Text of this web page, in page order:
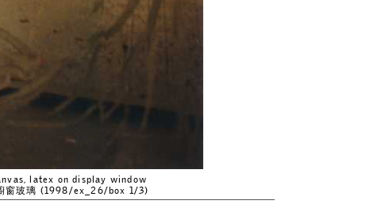
latex on display window
窗玻璃 (1998/ex_26/box 1/3)